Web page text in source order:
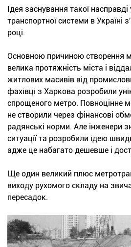
Ідея заснування такої насправді
транспортної системи в Україні
році.
Основною причиною створення
велика протяжність міста і
житлових масивів від
фахівці з Харкова розробили
спрощеного метро. Повноцінне
не створили через фінансові
радянські норми. Але інженери
ситуації та розробили ідею
адже це набагато дешевше і
Ще один великий плюс
виходу рухомого складу на
пересадок.